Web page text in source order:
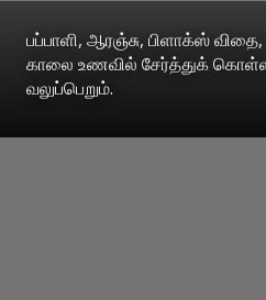
பப்பாளி, ஆரஞ்சு, பிளாக்ஸ்
காலை உணவில் சேர்த்துக்
வலுப்பெறும்.